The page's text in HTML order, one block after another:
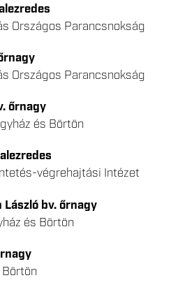
Országos Parancsnokság
Országos Parancsnokság
őrnagy
és Börtön
végrehajtási Intézet
bv. őrnagy
és Börtön